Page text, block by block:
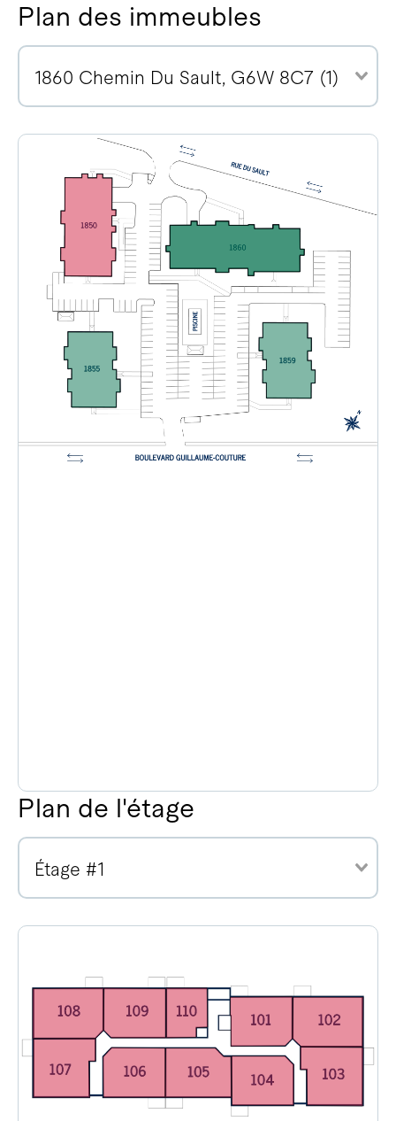
Plan des immeubles
1860 Chemin Du Sault, G6W 8C7 (1)
Plan de l'étage
Étage #1